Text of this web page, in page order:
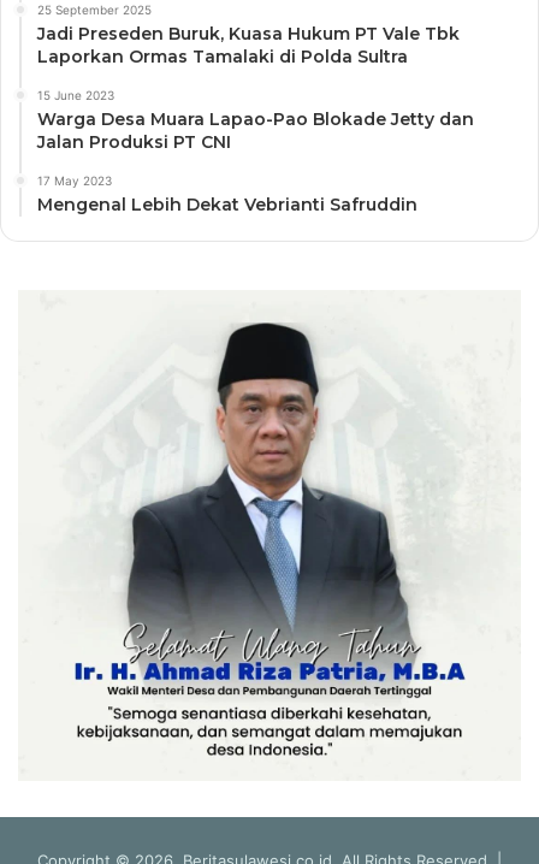
25 September 2025
Jadi Preseden Buruk, Kuasa Hukum PT Vale Tbk
Laporkan Ormas Tamalaki di Polda Sultra
15 June 2023
Warga Desa Muara Lapao-Pao Blokade Jetty dan
Jalan Produksi PT CNI
17 May 2023
Mengenal Lebih Dekat Vebrianti Safruddin